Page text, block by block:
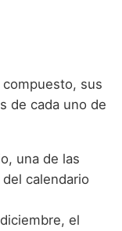
sus
de cada uno de
una de las
calendario
el